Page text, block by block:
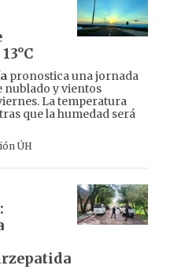
pronostica una jornada
nublado y vientos
La temperatura
que la humedad será
ÚH